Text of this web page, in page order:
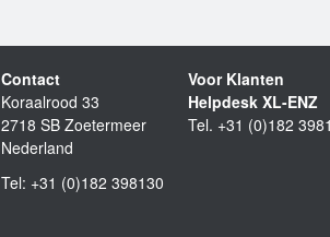
Contact
Koraalrood 33
2718 SB Zoetermeer
Nederland
Tel: +31 (0)182 398130
Voor Klanten
Helpdesk XL-ENZ
Tel. +31 (0)182